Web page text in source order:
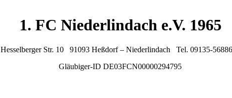
1. FC Niederlindach e.V. 1965
Hesselberger Str. 10 91093 Heßdorf – Niederlindach Tel. 09135-
Gläubiger-ID DE03FCN00000294795